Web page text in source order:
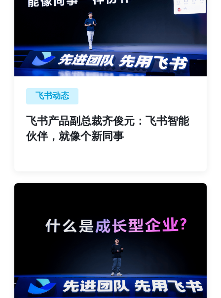
飞书动态
飞书产品副总裁齐俊元：飞书智能
伙伴，就像个新同事